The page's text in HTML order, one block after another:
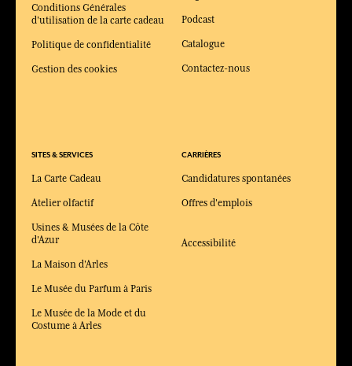
Conditions Générales
d'utilisation de la carte cadeau
Politique de confidentialité
Gestion des cookies
SITES & SERVICES
La Carte Cadeau
Atelier olfactif
Usines & Musées de la Côte
d'Azur
La Maison d'Arles
Le Musée du Parfum à Paris
Le Musée de la Mode et du
Costume à Arles
Podcast
Catalogue
Contactez-nous
CARRIÈRES
Candidatures spontanées
Offres d'emplois
Accessibilité